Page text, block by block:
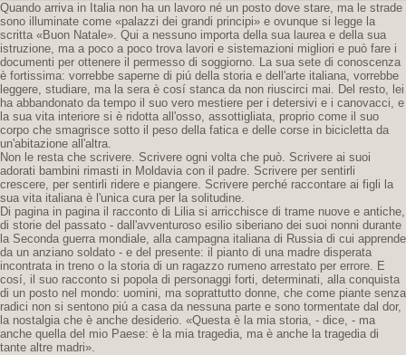
Quando arriva in Italia non ha un lavoro né un posto dove stare, ma le strade
sono illuminate come «palazzi dei grandi principi» e ovunque si legge la
scritta «Buon Natale». Qui a nessuno importa della sua laurea e della sua
istruzione, ma a poco a poco trova lavori e sistemazioni migliori e può fare i
documenti per ottenere il permesso di soggiorno. La sua sete di conoscenza
è fortissima: vorrebbe saperne di piú della storia e dell'arte italiana, vorrebbe
leggere, studiare, ma la sera è cosí stanca da non riuscirci mai. Del resto, lei
ha abbandonato da tempo il suo vero mestiere per i detersivi e i canovacci, e
la sua vita interiore si è ridotta all'osso, assottigliata, proprio come il suo
corpo che smagrisce sotto il peso della fatica e delle corse in bicicletta da
un'abitazione all'altra.
Non le resta che scrivere. Scrivere ogni volta che può. Scrivere ai suoi
adorati bambini rimasti in Moldavia con il padre. Scrivere per sentirli
crescere, per sentirli ridere e piangere. Scrivere perché raccontare ai figli la
sua vita italiana è l'unica cura per la solitudine.
Di pagina in pagina il racconto di Lilia si arricchisce di trame nuove e antiche,
di storie del passato - dall'avventuroso esilio siberiano dei suoi nonni durante
la Seconda guerra mondiale, alla campagna italiana di Russia di cui apprende
da un anziano soldato - e del presente: il pianto di una madre disperata
incontrata in treno o la storia di un ragazzo rumeno arrestato per errore. E
cosí, il suo racconto si popola di personaggi forti, determinati, alla conquista
di un posto nel mondo: uomini, ma soprattutto donne, che come piante senza
radici non si sentono piú a casa da nessuna parte e sono tormentate dal dor,
la nostalgia che è anche desiderio. «Questa è la mia storia, - dice, - ma
anche quella del mio Paese: è la mia tragedia, ma è anche la tragedia di
tante altre madri».